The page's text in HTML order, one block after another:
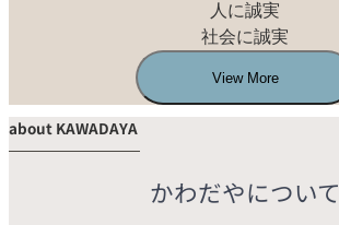
人に誠実
社会に誠実
View More
about KAWADAYA
かわだやについて